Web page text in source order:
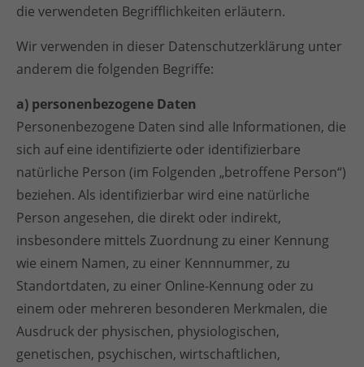
die verwendeten Begrifflichkeiten erläutern.
Wir verwenden in dieser Datenschutzerklärung unter
anderem die folgenden Begriffe:
a) personenbezogene Daten
Personenbezogene Daten sind alle Informationen, die
sich auf eine identifizierte oder identifizierbare
natürliche Person (im Folgenden „betroffene Person“)
beziehen. Als identifizierbar wird eine natürliche
Person angesehen, die direkt oder indirekt,
insbesondere mittels Zuordnung zu einer Kennung
wie einem Namen, zu einer Kennnummer, zu
Standortdaten, zu einer Online-Kennung oder zu
einem oder mehreren besonderen Merkmalen, die
Ausdruck der physischen, physiologischen,
genetischen, psychischen, wirtschaftlichen,